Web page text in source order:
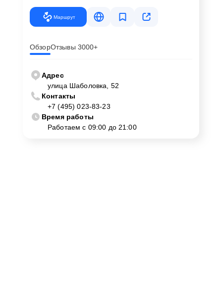
Маршрут
ОбзорОтзывы 3000+
Адрес
улица Шаболовка, 52
Контакты
+7 (495) 023-83-23
Время работы
Работаем с 09:00 до 21:00